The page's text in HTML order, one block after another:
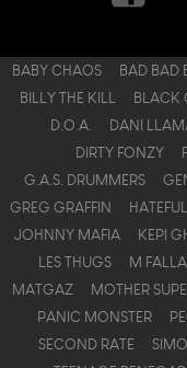
BABY CHAOS BAD BAD
BILLY THE KILL
BLACK
D.O.A.
DANI
DIRTY FONZY
G.A.S. DRUMMERS
GREG GRAFFIN
JOHNNY MAFIA
KEPI
LES THUGS
M
MATGAZ
MOTHER
PANIC MONSTER
SECOND RATE